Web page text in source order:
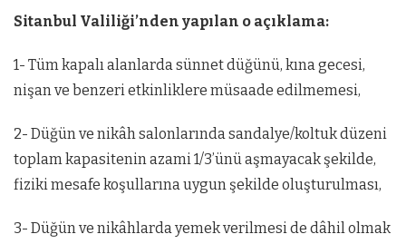
Sitanbul Valiliği’nden yapılan o açıklama:
1- Tüm kapalı alanlarda sünnet düğünü, kına gecesi,
nişan ve benzeri etkinliklere müsaade edilmemesi,
2- Düğün ve nikâh salonlarında sandalye/koltuk düzeni
toplam kapasitenin azami 1/3’ünü aşmayacak şekilde,
fiziki mesafe koşullarına uygun şekilde oluşturulması,
3- Düğün ve nikâhlarda yemek verilmesi de dâhil olmak